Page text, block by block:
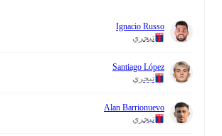
Ignacio Russo
تيجري
Santiago López
تيجري
Alan Barrionuevo
تيجري